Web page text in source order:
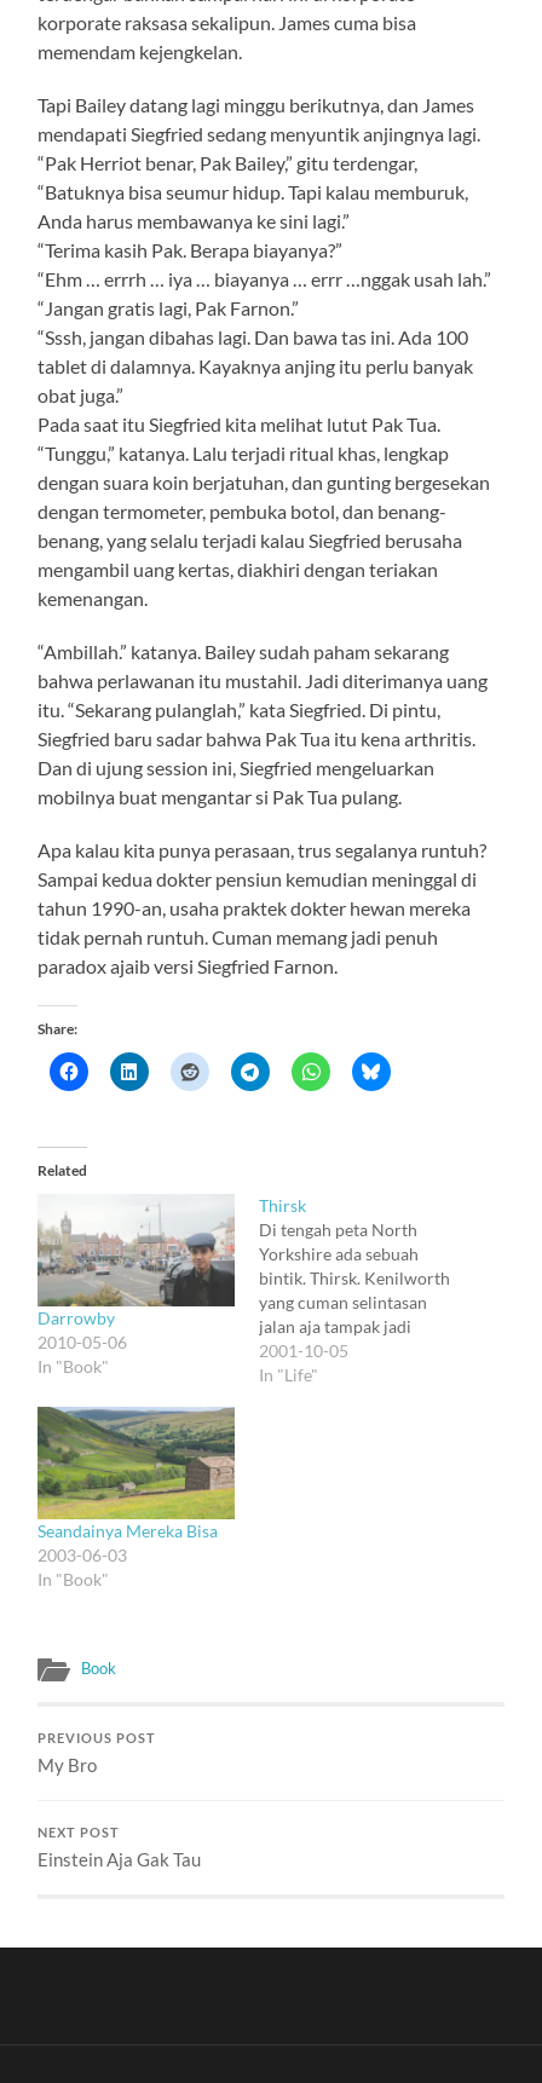
korporate raksasa sekalipun. James cuma bisa
memendam kejengkelan.
Tapi Bailey datang lagi minggu berikutnya, dan James
mendapati Siegfried sedang menyuntik anjingnya lagi.
“Pak Herriot benar, Pak Bailey,” gitu terdengar,
“Batuknya bisa seumur hidup. Tapi kalau memburuk,
Anda harus membawanya ke sini lagi.”
“Terima kasih Pak. Berapa biayanya?”
“Ehm … errrh … iya … biayanya … errr …nggak usah lah.”
“Jangan gratis lagi, Pak Farnon.”
“Sssh, jangan dibahas lagi. Dan bawa tas ini. Ada 100
tablet di dalamnya. Kayaknya anjing itu perlu banyak
obat juga.”
Pada saat itu Siegfried kita melihat lutut Pak Tua.
“Tunggu,” katanya. Lalu terjadi ritual khas, lengkap
dengan suara koin berjatuhan, dan gunting bergesekan
dengan termometer, pembuka botol, dan benang-
benang, yang selalu terjadi kalau Siegfried berusaha
mengambil uang kertas, diakhiri dengan teriakan
kemenangan.
“Ambillah.” katanya. Bailey sudah paham sekarang
bahwa perlawanan itu mustahil. Jadi diterimanya uang
itu. “Sekarang pulanglah,” kata Siegfried. Di pintu,
Siegfried baru sadar bahwa Pak Tua itu kena arthritis.
Dan di ujung session ini, Siegfried mengeluarkan
mobilnya buat mengantar si Pak Tua pulang.
Apa kalau kita punya perasaan, trus segalanya runtuh?
Sampai kedua dokter pensiun kemudian meninggal di
tahun 1990-an, usaha praktek dokter hewan mereka
tidak pernah runtuh. Cuman memang jadi penuh
paradox ajaib versi Siegfried Farnon.
Share:
Related
Darrowby
2010-05-06
In "Book"
Thirsk
Di tengah peta North
Yorkshire ada sebuah
bintik. Thirsk. Kenilworth
yang cuman selintasan
jalan aja tampak jadi
raksasa dibandingkan
bintik itu. Padahal
2001-10-05
In "Life"
Seandainya Mereka Bisa
2003-06-03
In "Book"
Book
PREVIOUS POST
My Bro
NEXT POST
Einstein Aja Gak Tau